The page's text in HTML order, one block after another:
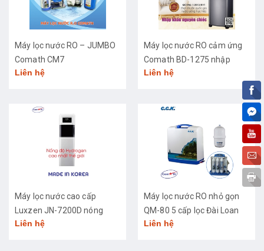
Máy lọc nước RO – JUMBO
Comath CM7
Liên hệ
Máy lọc nước RO cảm ứng
Comath BD-1275 nhập
khẩu cao cấp
Liên hệ
Máy lọc nước cao cấp
Luxzen JN-7200D nóng
lạnh
Liên hệ
Máy lọc nước RO nhỏ gọn
QM-80 5 cấp lọc Đài Loan
Liên hệ